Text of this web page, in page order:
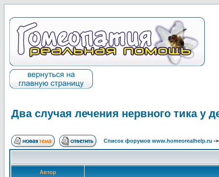
Два случая лечения нервного тика у
Список форумов www.homeorealhelp.ru -
Автор